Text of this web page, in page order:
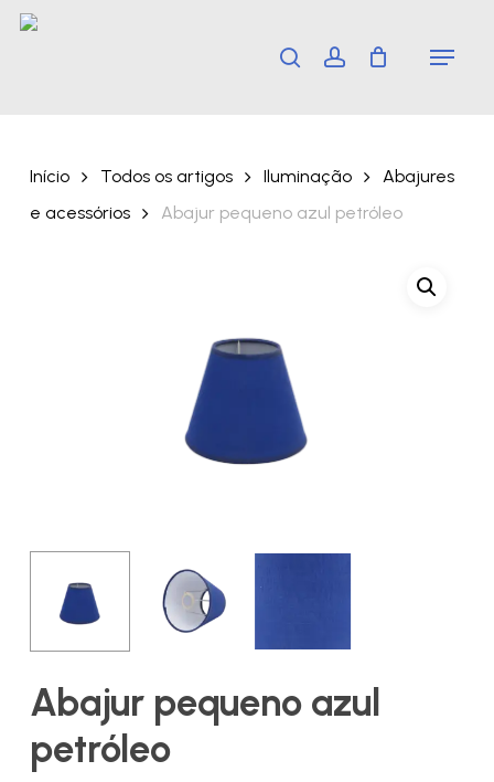
Skip
search account Menu
Início Todos os artigos Iluminação
Abajures
e acessórios
Abajur pequeno azul petróleo
Abajur pequeno azul
petróleo